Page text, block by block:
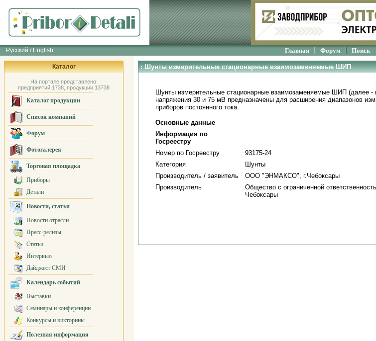
Русский / English Главная Форум Поиск
Каталог
На портале представлено:
предприятий 1738, продукции 13738
Каталог продукции
Список компаний
Форум
Фотогалерея
Торговая площадка
Приборы
Детали
Новости, статьи
Новости отрасли
Пресс-релизы
Статьи
Интервью
Дайджест СМИ
Календарь событий
Выставки
Семинары и конференции
Конкурсы и викторины
Полезная информация
: Шунты измерительные стационарные взаимозаменяемые ШИП
Шунты измерительные стационарные взаимозаменяемые ШИП (далее
напряжения 30 и 75 мВ предназначены для расширения диапазонов
приборов постоянного тока.
Основные данные
Информация по
Госреестру
Номер по Госреестру
93175-24
Категория
Шунты
Производитель / заявитель
ООО "ЭНМАКСО", г.Чебоксары
Производитель
Общество с ограниченной
Чебоксары